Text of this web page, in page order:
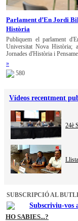
Parlament d’En Jordi
Història
Publiquem el parlament
Universitat Nova Història;
Jornades d'Història i
»
580
Vídeos recentment
24è
SUBSCRIPCIÓ AL
Subscriviu-vos
HO SABIES...?